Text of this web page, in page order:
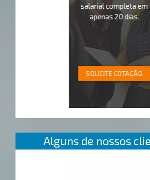
salarial completa em
apenas 20 dias.
SOLICITE COTAÇÃO
Alguns de nossos